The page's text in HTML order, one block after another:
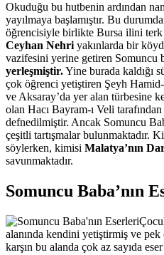
Okuduğu bu hutbenin ardından
yayılmaya başlamıştır. Bu
öğrencisiyle birlikte Bursa ilini terk
Ceyhan Nehriyakınlarda bir
vazifesini yerine getiren Somuncu
yerleşmiştir.Yine burada kaldığı
çok öğrenci yetiştiren Şeyh
ve Aksaray’da yer alan türbesine
olan Hacı Bayram-ı Veli tarafından
defnedilmiştir. Ancak Somuncu
çeşitli tartışmalar bulunmaktadır.
söylerken, kimisi Malatya’nın
savunmaktadır.
Somuncu Baba’nın
alanında kendini yetiştirmiş ve
karşın bu alanda çok az sayıda eser